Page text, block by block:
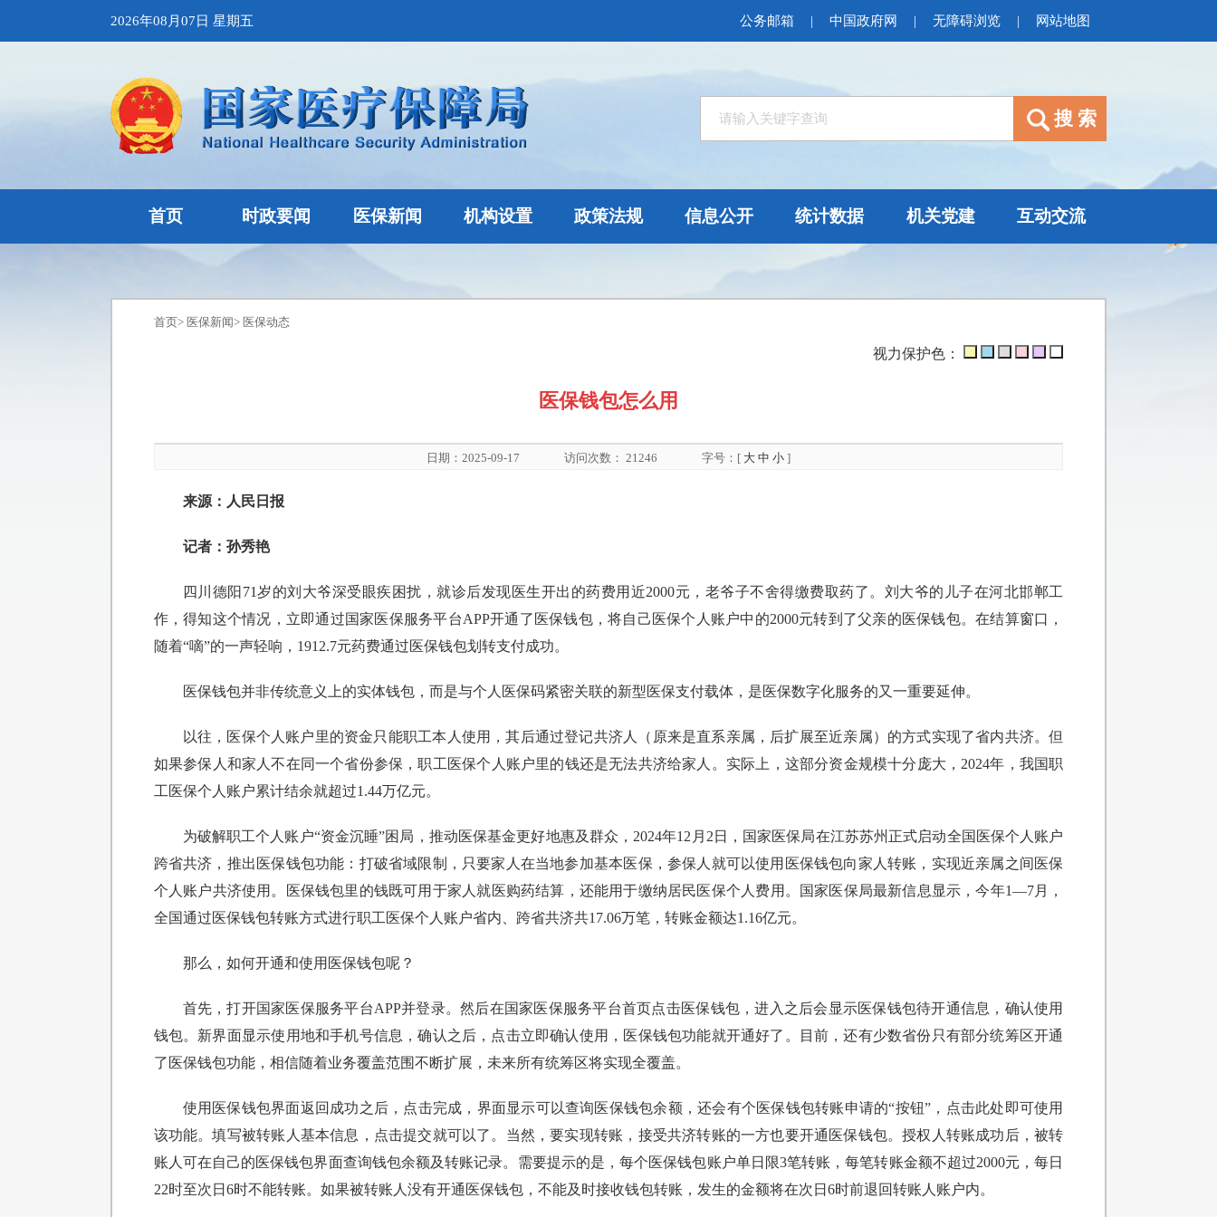
2026年08月07日 星期五 公务邮箱 | 中国政府网 | 无障碍浏览 | 网站地图
首页 时政要闻 医保新闻 机构设置 政策法规 信息公开 统计数据 机关党建 互动交流
首页> 医保新闻> 医保动态
视力保护色：
医保钱包怎么用
日期：2025-09-17 访问次数： 21246 字号：[ 大 中 小]
来源：人民日报
记者：孙秀艳
四川德阳71岁的刘大爷深受眼疾困扰，就诊后发现医生开出的药费用近2000元，老爷子不舍得缴费取药了。刘大爷的儿子在河北邯郸工
作，得知这个情况，立即通过国家医保服务平台APP开通了医保钱包，将自己医保个人账户中的2000元转到了父亲的医保钱包。在结算窗口，
随着“嘀”的一声轻响，1912.7元药费通过医保钱包划转支付成功。
医保钱包并非传统意义上的实体钱包，而是与个人医保码紧密关联的新型医保支付载体，是医保数字化服务的又一重要延伸。
以往，医保个人账户里的资金只能职工本人使用，其后通过登记共济人（原来是直系亲属，后扩展至近亲属）的方式实现了省内共济。但
如果参保人和家人不在同一个省份参保，职工医保个人账户里的钱还是无法共济给家人。实际上，这部分资金规模十分庞大，2024年，我国职
工医保个人账户累计结余就超过1.44万亿元。
为破解职工个人账户“资金沉睡”困局，推动医保基金更好地惠及群众，2024年12月2日，国家医保局在江苏苏州正式启动全国医保个人账户
跨省共济，推出医保钱包功能：打破省域限制，只要家人在当地参加基本医保，参保人就可以使用医保钱包向家人转账，实现近亲属之间医保
个人账户共济使用。医保钱包里的钱既可用于家人就医购药结算，还能用于缴纳居民医保个人费用。国家医保局最新信息显示，今年1—7月，
全国通过医保钱包转账方式进行职工医保个人账户省内、跨省共济共17.06万笔，转账金额达1.16亿元。
那么，如何开通和使用医保钱包呢？
首先，打开国家医保服务平台APP并登录。然后在国家医保服务平台首页点击医保钱包，进入之后会显示医保钱包待开通信息，确认使用
钱包。新界面显示使用地和手机号信息，确认之后，点击立即确认使用，医保钱包功能就开通好了。目前，还有少数省份只有部分统筹区开通
了医保钱包功能，相信随着业务覆盖范围不断扩展，未来所有统筹区将实现全覆盖。
使用医保钱包界面返回成功之后，点击完成，界面显示可以查询医保钱包余额，还会有个医保钱包转账申请的“按钮”，点击此处即可使用
该功能。填写被转账人基本信息，点击提交就可以了。当然，要实现转账，接受共济转账的一方也要开通医保钱包。授权人转账成功后，被转
账人可在自己的医保钱包界面查询钱包余额及转账记录。需要提示的是，每个医保钱包账户单日限3笔转账，每笔转账金额不超过2000元，每日
22时至次日6时不能转账。如果被转账人没有开通医保钱包，不能及时接收钱包转账，发生的金额将在次日6时前退回转账人账户内。